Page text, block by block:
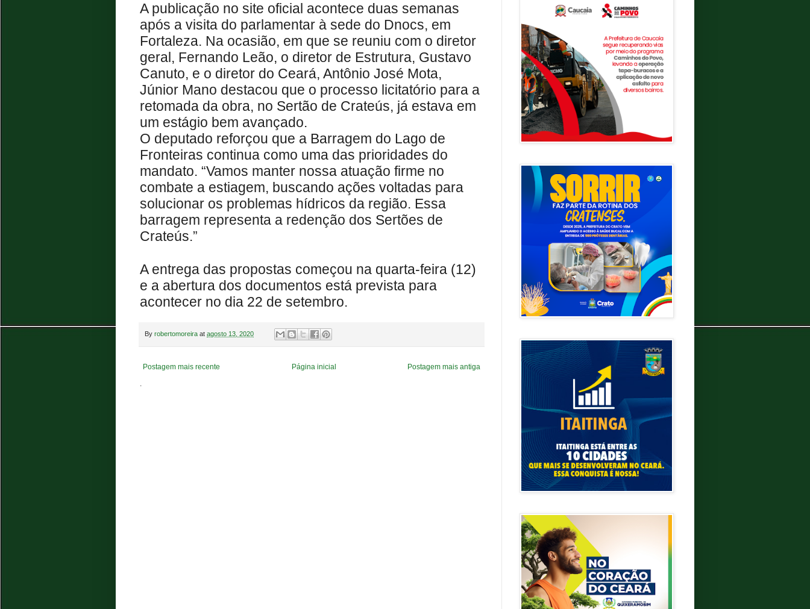
A publicação no site oficial acontece duas semanas
após a visita do parlamentar à sede do Dnocs, em
Fortaleza. Na ocasião, em que se reuniu com o diretor
geral, Fernando Leão, o diretor de Estrutura, Gustavo
Canuto, e o diretor do Ceará, Antônio José Mota,
Júnior Mano destacou que o processo licitatório para a
retomada da obra, no Sertão de Crateús, já estava em
um estágio bem avançado.
O deputado reforçou que a Barragem do Lago de
Fronteiras continua como uma das prioridades do
mandato. “Vamos manter nossa atuação firme no
combate a estiagem, buscando ações voltadas para
solucionar os problemas hídricos da região. Essa
barragem representa a redenção dos Sertões de
Crateús.”
A entrega das propostas começou na quarta-feira (12)
e a abertura dos documentos está prevista para
acontecer no dia 22 de setembro.
By robertomoreira at agosto 13, 2020
Postagem mais recente Postagem mais antiga
Página inicial
.